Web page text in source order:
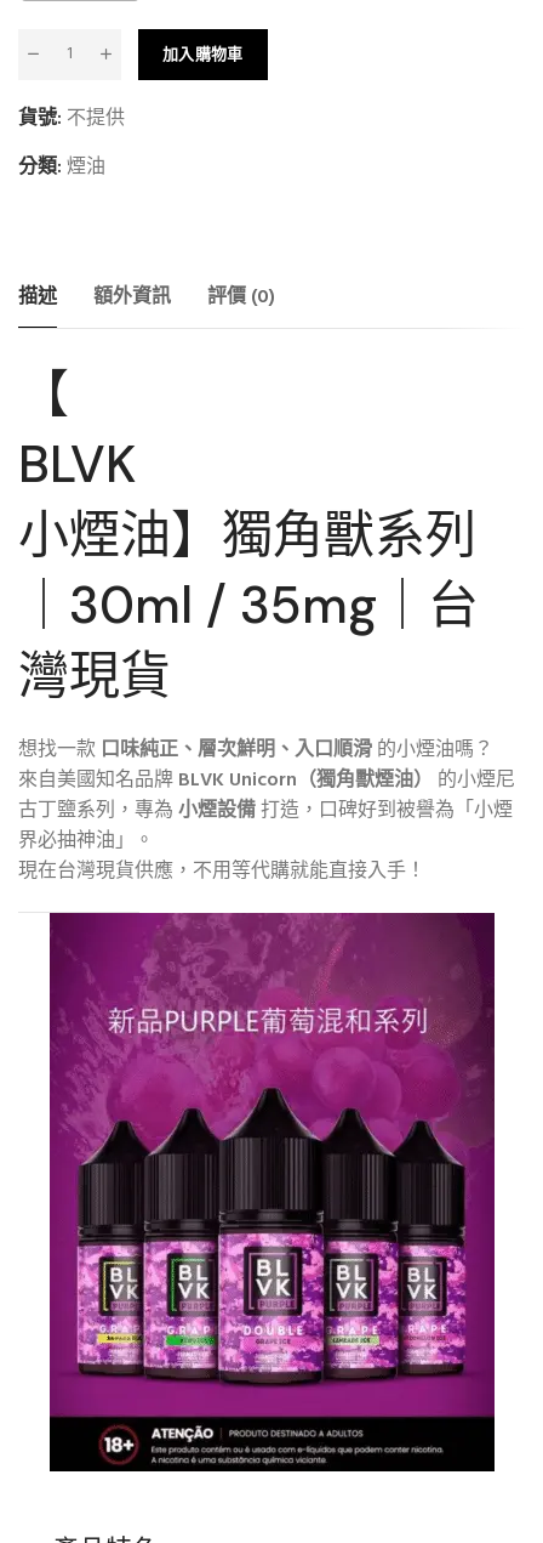
加入購物車
貨號: 不提供
分類:煙油
描述 額外資訊 評價 (0)
【
BLVK
小煙油】獨角獸系列
｜30ml / 35mg｜台
灣現貨
想找一款 口味純正、層次鮮明、入口順滑的小煙油嗎？
來自美國知名品牌BLVK Unicorn（獨角獸煙油） 的小煙尼
古丁鹽系列，專為小煙設備打造，口碑好到被譽為「小煙
界必抽神油」。
現在台灣現貨供應，不用等代購就能直接入手！